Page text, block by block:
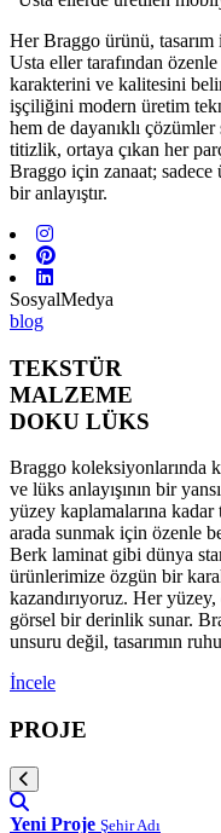
Her Braggo ürünü,
Usta eller tarafından
karakterini ve kalitesini
işçiliğini modern üretim
hem de dayanıklı
titizlik, ortaya çıkan her
Braggo için zanaat; sadece
bir anlayıştır.
SosyalMedya
blog
TEKSTÜR
MALZEME
DOKU LÜKS
Braggo koleksiyonlarında
ve lüks anlayışının bir
yüzey kaplamalarına kadar
arada sunmak için özenle
Berk laminat gibi dünya
ürünlerimize özgün bir
kazandırıyoruz. Her
görsel bir derinlik sunar.
unsuru değil, tasarımın
İncele
PROJE
Yeni Proje Şehir Adı